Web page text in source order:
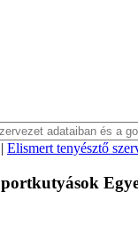
| Elismert tenyésztő